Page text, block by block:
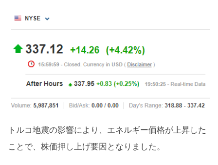
トルコ地震の影響により、エネルギー価格が上昇した
ことで、株価押し上げ要因となりました。